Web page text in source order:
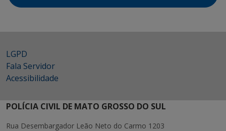
LGPD
Fala Servidor
Acessibilidade
POLÍCIA CIVIL DE MATO GROSSO DO SUL
Rua Desembargador Leão Neto do Carmo 1203